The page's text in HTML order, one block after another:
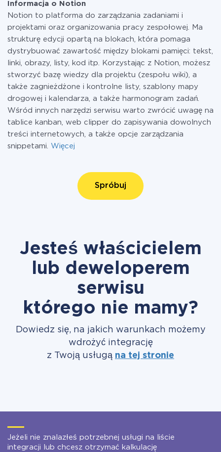
Informacja o Notion
Notion to platforma do zarządzania zadaniami i
projektami oraz organizowania pracy zespołowej. Ma
strukturę edycji opartą na blokach, która pomaga
dystrybuować zawartość między blokami pamięci: tekst,
linki, obrazy, listy, kod itp. Korzystając z Notion, możesz
stworzyć bazę wiedzy dla projektu (zespołu wiki), a
także zagnieżdżone i kontrolne listy, szablony mapy
drogowej i kalendarza, a także harmonogram zadań.
Wśród innych narzędzi serwisu warto zwrócić uwagę na
tablice kanban, web clipper do zapisywania dowolnych
treści internetowych, a także opcje zarządzania
snippetami. Więcej
Spróbuj
Jesteś właścicielem
lub deweloperem
serwisu
którego nie mamy?
Dowiedz się, na jakich warunkach możemy
wdrożyć integrację
z Twoją usługą na tej stronie
Jeżeli nie znalazłeś potrzebnej usługi na liście
integracji lub chcesz otrzymać kalkulację